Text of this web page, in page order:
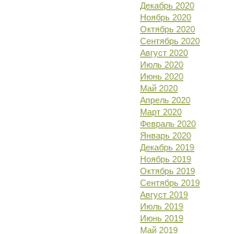
Декабрь 2020
Ноябрь 2020
Октябрь 2020
Сентябрь 2020
Август 2020
Июль 2020
Июнь 2020
Май 2020
Апрель 2020
Март 2020
Февраль 2020
Январь 2020
Декабрь 2019
Ноябрь 2019
Октябрь 2019
Сентябрь 2019
Август 2019
Июль 2019
Июнь 2019
Май 2019